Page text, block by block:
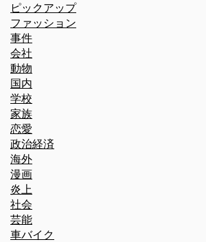
ピックアップ
ファッション
事件
会社
動物
国内
学校
家族
恋愛
政治経済
海外
漫画
炎上
社会
芸能
車バイク